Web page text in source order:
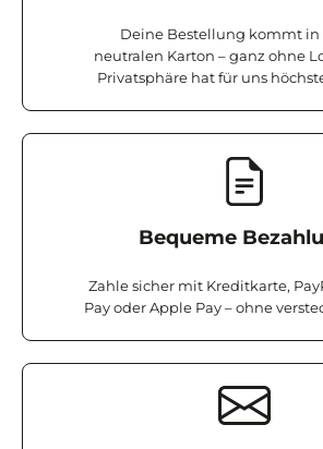
Deine Bestellung kommt in
neutralen Karton – ganz ohne
Privatsphäre hat für uns
Bequeme
Zahle sicher mit Kreditkarte,
Pay oder Apple Pay – ohne